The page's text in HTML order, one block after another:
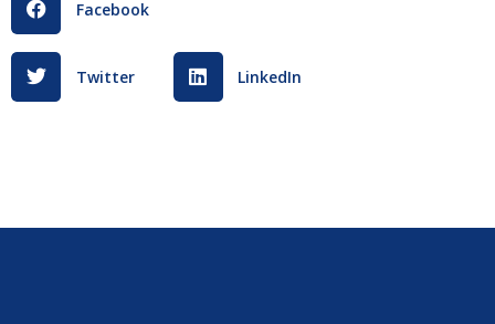
Facebook
Twitter LinkedIn